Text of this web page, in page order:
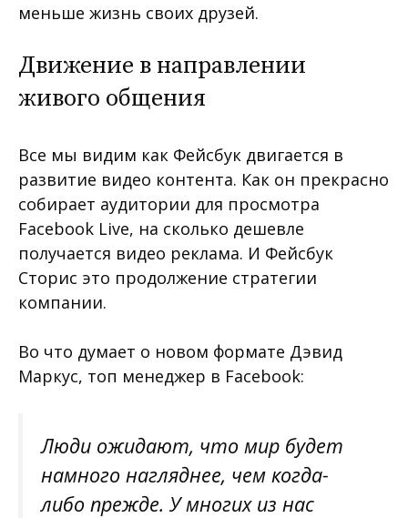
меньше жизнь своих друзей.
Движение в направлении
живого общения
Все мы видим как Фейсбук двигается в
развитие видео контента. Как он прекрасно
собирает аудитории для просмотра
Facebook Live, на сколько дешевле
получается видео реклама. И Фейсбук
Сторис это продолжение стратегии
компании.
Во что думает о новом формате Дэвид
Маркус, топ менеджер в Facebook:
Люди ожидают, что мир будет
намного нагляднее, чем когда-
либо прежде. У многих из нас